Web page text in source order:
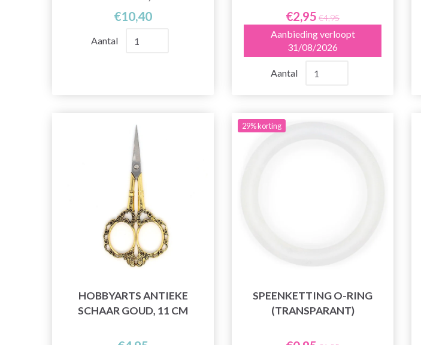
€10,40
Aantal
€2,95 €4,95
Aanbieding verloopt
31/08/2026
Aantal
HOBBYARTS ANTIEKE
SCHAAR GOUD, 11 CM
29% korting
SPEENKETTING O-RING
(TRANSPARANT)